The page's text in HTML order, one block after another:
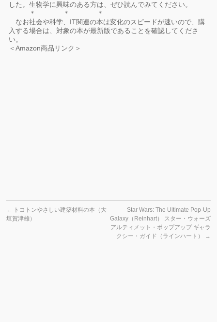
した。生物学に興味のある方は、ぜひ読んでみてください。
＊ ＊ ＊
なお社会や科学、IT関連の本は変化のスピードが速いので、購
入する場合は、対象の本が最新版であることを確認してくださ
い。
＜Amazon商品リンク＞
←
トコトンやさしい建築材料の本（大
垣賀津雄）
Star Wars: The Ultimate Pop-Up
Galaxy（Reinhart） スター・ウォーズ
アルティメット・ポップアップ ギャラ
クシー・ガイド（ラインハート）
→